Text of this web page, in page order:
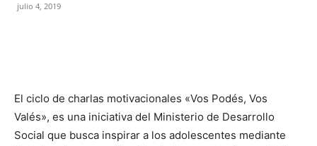
julio 4, 2019
El ciclo de charlas motivacionales «Vos Podés, Vos
Valés», es una iniciativa del Ministerio de Desarrollo
Social que busca inspirar a los adolescentes mediante